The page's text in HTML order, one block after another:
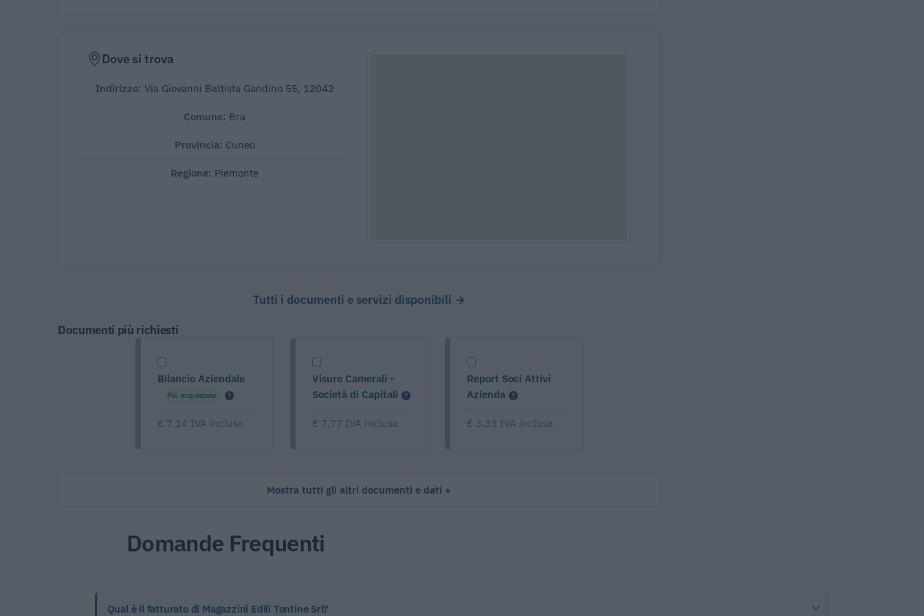
Dove si trova
Indirizzo: Via Giovanni Battista Gandino 55, 12042
Comune: Bra
Provincia: Cuneo
Regione: Piemonte
Tutti i documenti e servizi disponibili →
Documenti più richiesti
Bilancio Aziendale
Più acquistato
€ 7,14 IVA inclusa
Visure Camerali -
Società di Capitali
€ 7,77 IVA inclusa
Report Soci Attivi
Azienda
€ 3,33 IVA inclusa
Mostra tutti gli altri documenti e dati
Domande Frequenti
Qual è il fatturato di Magazzini Edili Tontine Srl?